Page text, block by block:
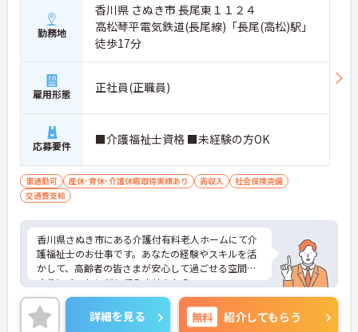
勤務地
香川県 さぬき市 長尾東１１２４
高松琴平電気鉄道(長尾線)「長尾(高松)駅」
徒歩17分
雇用形態 正社員(正職員)
応募要件 ■介護福祉士資格 ■未経験の方OK
車通勤可 産休･育休･介護休暇取得実績あり 高収入
社会保険完備
交通費支給
香川県さぬき市にある介護付有料老人ホームにて介
護福祉士のお仕事です。あなたの経験やスキルを活
かして、高齢者の皆さまが安心して過ごせる空間づ
くりにチャレンジしてみませんか？
ご興味ある方には、面接対策ポイントなど、さらに
詳細をお話しいたしますのでお気軽にご相談くださ
詳細を見る 無料 紹介してもらう